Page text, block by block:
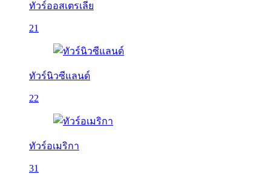
ทัวร์ออสเตรเลีย
21
ทัวร์นิวซีแลนด์
22
ทัวร์อเมริกา
31